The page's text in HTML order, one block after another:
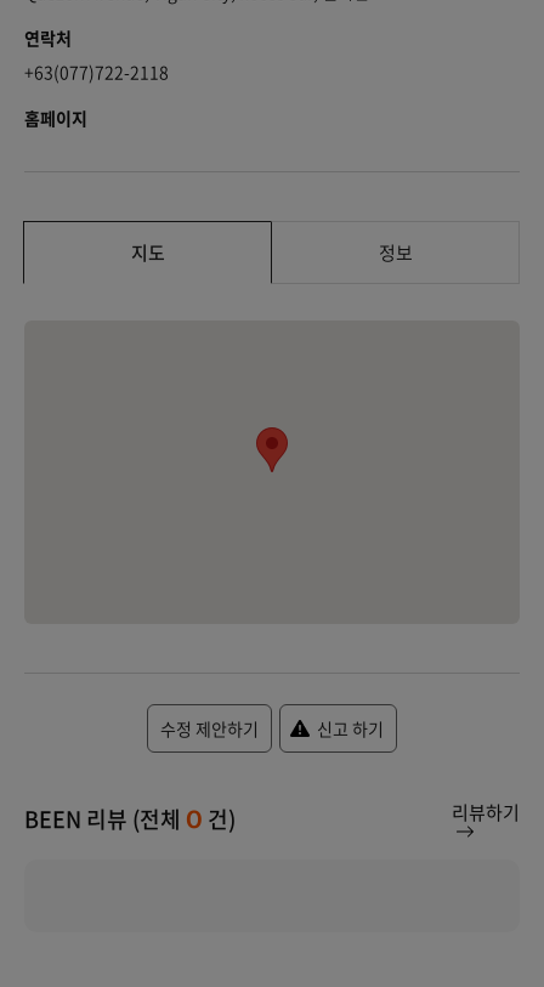
연락처
+63(077)722-2118
홈페이지
지도 정보
수정 제안하기 신고 하기
BEEN 리뷰 (전체 0 건) 리뷰하기